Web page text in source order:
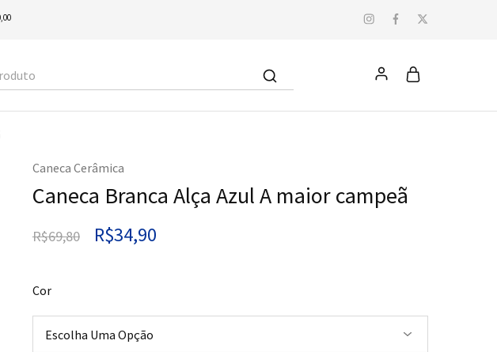
Caneca Cerâmica
Caneca Branca Alça Azul A maior campeã
R$69,80 R$34,90
Cor